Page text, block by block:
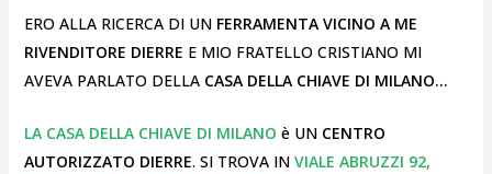
ERO ALLA RICERCA DI UN FERRAMENTA VICINO A ME
RIVENDITORE DIERRE E MIO FRATELLO CRISTIANO MI
AVEVA PARLATO DELLACASA DELLA CHIAVE DI MILANO…
LA CASA DELLA CHIAVE DI MILANO è UN CENTRO
AUTORIZZATO DIERRE. SI TROVA IN VIALE ABRUZZI 92,